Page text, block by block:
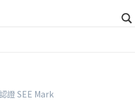
證 SEE Mark